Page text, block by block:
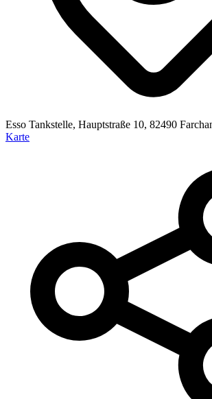
Esso Tankstelle, Hauptstraße 10, 82490
Karte